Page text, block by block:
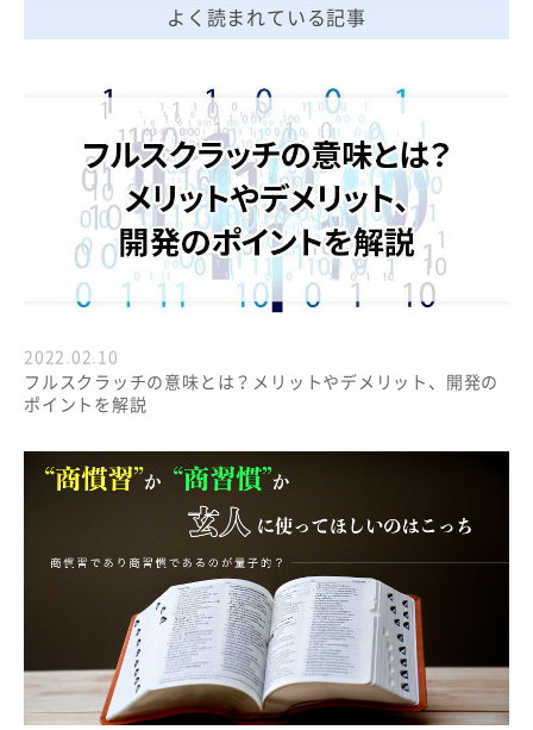
よく読まれている記事
2022.02.10
フルスクラッチの意味とは？メリットやデメリット、開発の
ポイントを解説